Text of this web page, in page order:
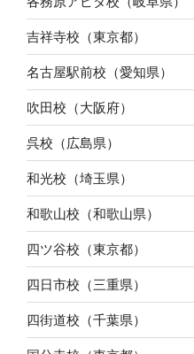
吉祥寺校（東京都）
名古屋駅前校（愛知県）
吹田校（大阪府）
呉校（広島県）
和光校（埼玉県）
和歌山校（和歌山県）
四ツ谷校（東京都）
四日市校（三重県）
四街道校（千葉県）